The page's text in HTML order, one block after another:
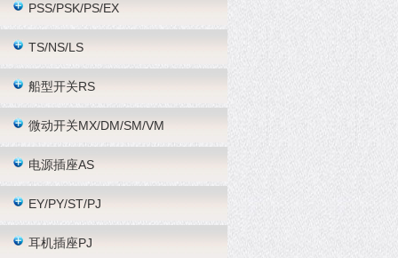
PSS/PSK/PS/EX
TS/NS/LS
船型开关RS
微动开关MX/DM/SM/VM
电源插座AS
EY/PY/ST/PJ
耳机插座PJ